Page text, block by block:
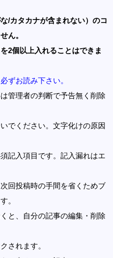
/カタカナが含まれない）のコ
ん。
2個以上入れることはできま
ずお読み下さい。
管理者の判断で予告無く削除
でください。文字化けの原因
記入項目です。記入漏れはエ
回投稿時の手間を省くためブ
。
と、自分の記事の編集・削除
されます。